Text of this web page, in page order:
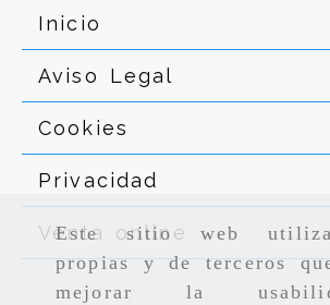
Este sitio web
propias y de terceros
mejorar la
Inicio
Aviso Legal
Cookies
Privacidad
Venta online